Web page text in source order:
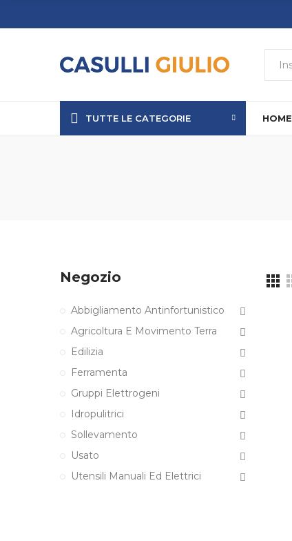
TUTTE LE CATEGORIE HOME
Negozio
Abbigliamento Antinfortunistico
Agricoltura E Movimento Terra
Edilizia
Ferramenta
Gruppi Elettrogeni
Idropulitrici
Sollevamento
Usato
Utensili Manuali Ed Elettrici